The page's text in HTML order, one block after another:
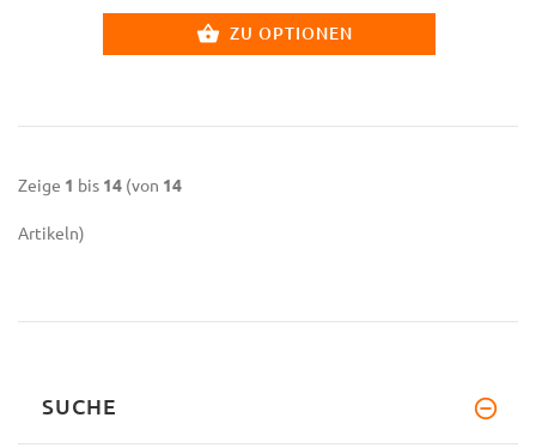
ZU OPTIONEN
Zeige 1 bis 14 (von 14
Artikeln)
SUCHE